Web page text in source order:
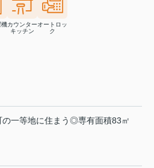
機カウンター
キッチン
オートロッ
ク
の一等地に住まう◎専有面積83㎡